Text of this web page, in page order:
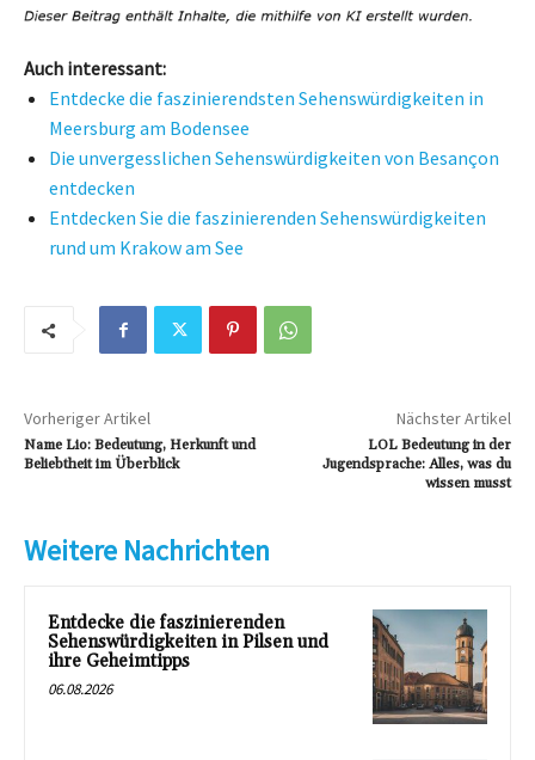
Auch interessant:
Entdecke die faszinierendsten Sehenswürdigkeiten in
Meersburg am Bodensee
Die unvergesslichen Sehenswürdigkeiten von Besançon
entdecken
Entdecken Sie die faszinierenden Sehenswürdigkeiten
rund um Krakow am See
Vorheriger Artikel
Name Lio: Bedeutung, Herkunft und
Beliebtheit im Überblick
Nächster Artikel
LOL Bedeutung in der
Jugendsprache: Alles, was du
wissen musst
Weitere Nachrichten
Entdecke die faszinierenden
Sehenswürdigkeiten in Pilsen und
ihre Geheimtipps
06.08.2026